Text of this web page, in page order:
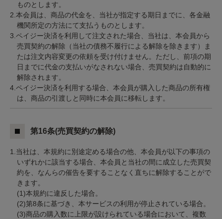
ものとします。
2.本会員は、商品の代金を、当社が指定する期日までに、各金融
機関所定の方法にて支払うものとします。
3.ペイジー決済を利用して注文された場合、当社は、本会員から
売買契約の解除（当社の債務不履行による解除を除きます）ま
たは注文内容変更の依頼を受け付けません。ただし、前項の期
日までに代金の支払いがなされない場合、売買契約は自動的に
解除されます。
4.ペイジー決済を利用する場合、本会員が購入した商品の所有権
は、商品の引渡しと同時に本会員に移転します。
第16条(売買契約の解除)
1.当社は、本規約に別途定める場合の他、本会員が以下の事項の
いずれかに該当する場合、本会員と当社の間に成立した売買契
約を、なんらの催告を要することなく直ちに解除することがで
きます。
(1)本規約に違反した場合。
(2)第8条に基づき、本サービスの利用が停止されている場合。
(3)商品の購入数に上限が設けられている場合において、複数